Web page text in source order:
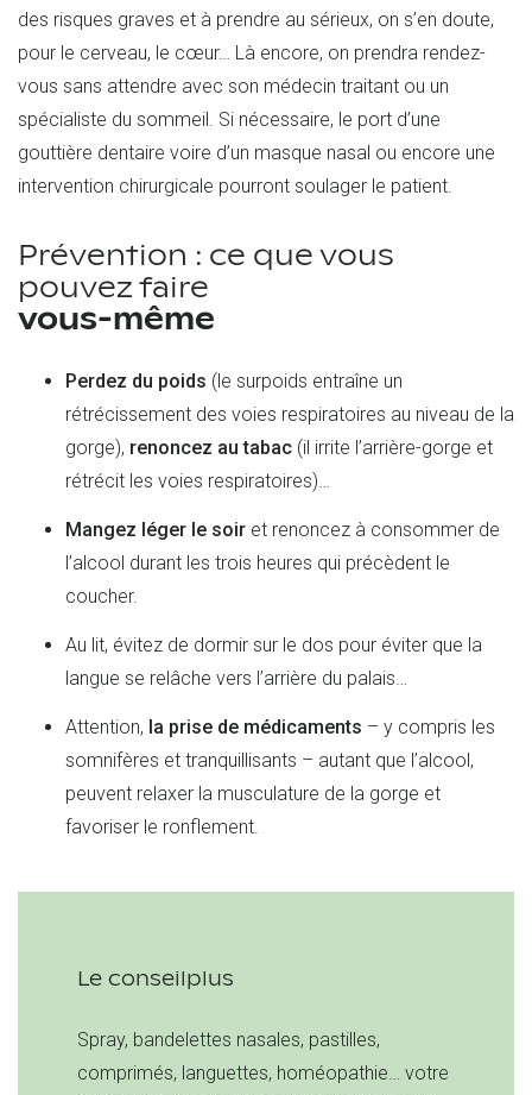
des risques graves et à prendre au sérieux, on s’en doute,
pour le cerveau, le cœur… Là encore, on prendra rendez-
vous sans attendre avec son médecin traitant ou un
spécialiste du sommeil. Si nécessaire, le port d’une
gouttière dentaire voire d’un masque nasal ou encore une
intervention chirurgicale pourront soulager le patient.
Prévention : ce que vous
pouvez faire
vous-même
Perdez du poids (le surpoids entraîne un
rétrécissement des voies respiratoires au niveau de la
gorge), renoncez au tabac (il irrite l’arrière-gorge et
rétrécit les voies respiratoires)…
Mangez léger le soir et renoncez à consommer de
l’alcool durant les trois heures qui précèdent le
coucher.
Au lit, évitez de dormir sur le dos pour éviter que la
langue se relâche vers l’arrière du palais…
Attention, la prise de médicaments – y compris les
somnifères et tranquillisants – autant que l’alcool,
peuvent relaxer la musculature de la gorge et
favoriser le ronflement.
Le conseilplus
Spray, bandelettes nasales, pastilles,
comprimés, languettes, homéopathie… votre